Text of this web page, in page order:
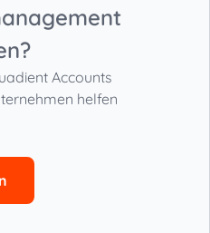
Accounts
helfen